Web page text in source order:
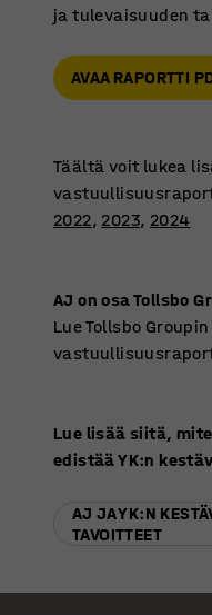
ja tulevaisuuden
AVAA RAPORTTI
Täältä voit lukea
2022, 2023, 2024
AJ on osa Tollsbo
Lue Tollsbo
Lue lisää siitä,
edistää YK:n
AJ JA YK:N
TAVOITTEET